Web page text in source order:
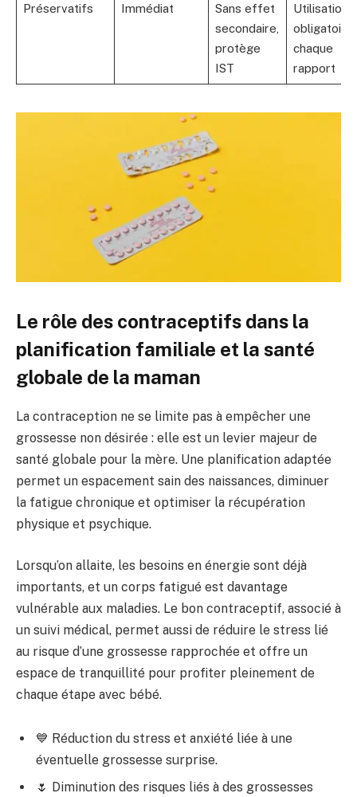
Préservatifs Immédiat
Sans effet
secondaire,
protège
IST
Utilisation
obligatoire
chaque
rapport
Le rôle des contraceptifs dans la
planification familiale et la santé
globale de la maman
La contraception ne se limite pas à empêcher une
grossesse non désirée : elle est un levier majeur de
santé globale pour la mère. Une planification adaptée
permet un espacement sain des naissances, diminuer
la fatigue chronique et optimiser la récupération
physique et psychique.
Lorsqu’on allaite, les besoins en énergie sont déjà
importants, et un corps fatigué est davantage
vulnérable aux maladies. Le bon contraceptif, associé à
un suivi médical, permet aussi de réduire le stress lié
au risque d’une grossesse rapprochée et offre un
espace de tranquillité pour profiter pleinement de
chaque étape avec bébé.
💙 Réduction du stress et anxiété liée à une
éventuelle grossesse surprise.
🌷 Diminution des risques liés à des grossesses